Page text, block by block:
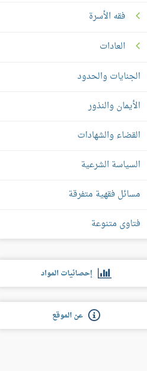
فقه الأسرة
العادات
الجنايات والحدود
الأيمان والنذور
القضاء والشهادات
السياسة الشرعية
مسائل فقهية متفرقة
فتاوى متنوعة
إحصائيات المواد
عن الموقع